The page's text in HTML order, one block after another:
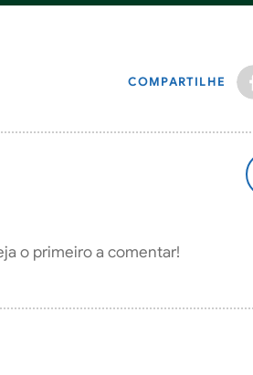
COMPARTILHE
o primeiro a comentar!